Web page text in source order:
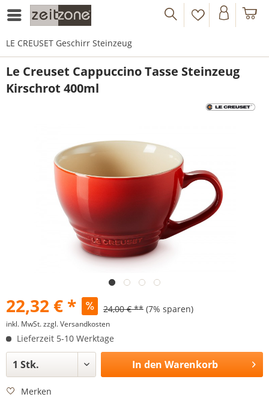
LE CREUSET Geschirr Steinzeug
Le Creuset Cappuccino Tasse Steinzeug
Kirschrot 400ml
22,32 € * 24,00 € ** (7% sparen)
inkl. MwSt.zzgl. Versandkosten
Lieferzeit 5-10 Werktage
In den Warenkorb
Merken